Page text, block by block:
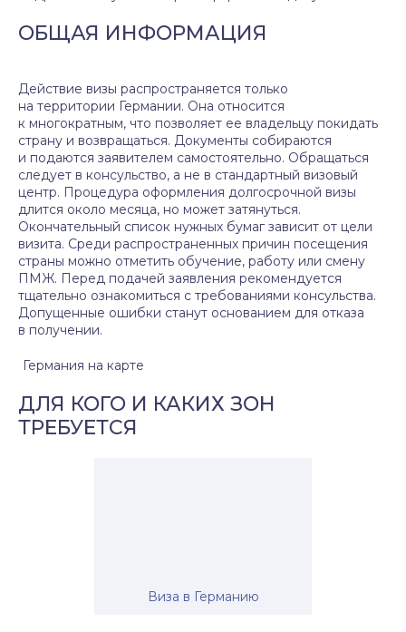
ОБЩАЯ ИНФОРМАЦИЯ
Действие визы распространяется только
на территории Германии. Она относится
к многократным, что позволяет ее владельцу покидать
страну и возвращаться. Документы собираются
и подаются заявителем самостоятельно. Обращаться
следует в консульство, а не в стандартный визовый
центр. Процедура оформления долгосрочной визы
длится около месяца, но может затянуться.
Окончательный список нужных бумаг зависит от цели
визита. Среди распространенных причин посещения
страны можно отметить обучение, работу или смену
ПМЖ. Перед подачей заявления рекомендуется
тщательно ознакомиться с требованиями консульства.
Допущенные ошибки станут основанием для отказа
в получении.
Германия на карте
ДЛЯ КОГО И КАКИХ ЗОН
ТРЕБУЕТСЯ
Виза в Германию